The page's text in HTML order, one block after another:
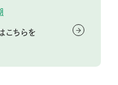
こちらを